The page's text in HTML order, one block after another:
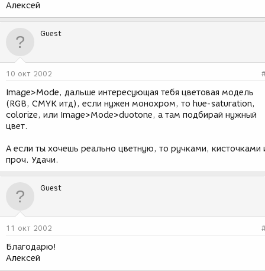
Алексей
Guest
10 окт 2002
Image>Mode, дальше интересующая тебя цветовая модель
(RGB, CMYK итд), если нужен монохром, то hue-saturation,
colorize, или Image>Mode>duotone, а там подбирай нужный
цвет.
А если ты хочешь реально цветную, то ручками, кисточками
проч. Удачи.
Guest
11 окт 2002
Благодарю!
Алексей